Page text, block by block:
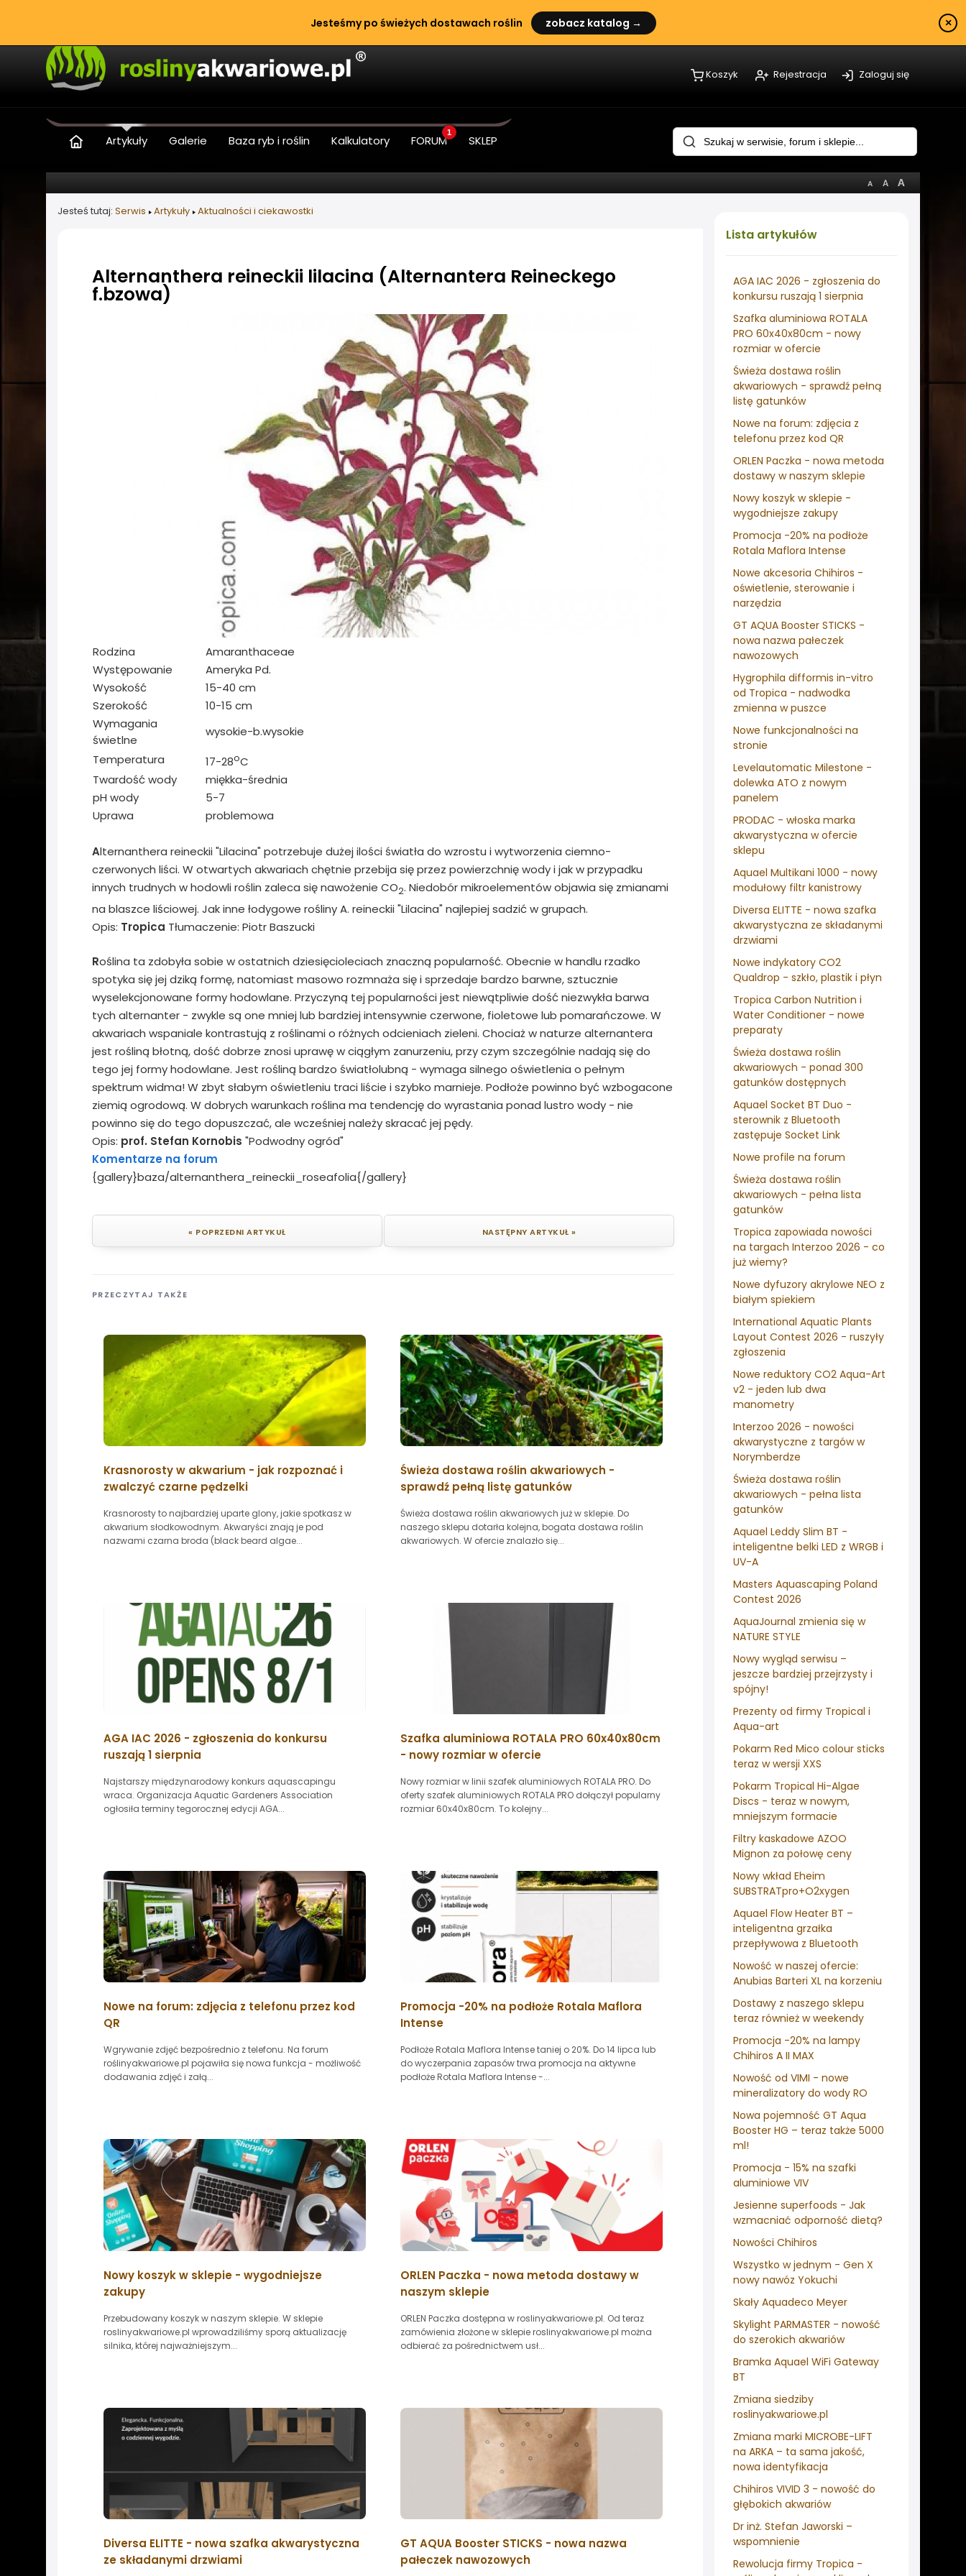
Jesteśmy po świeżych dostawach roślin zobacz katalog → ×
Koszyk Rejestracja Zaloguj się
Artykuły Galerie Baza ryb i roślin Kalkulatory FORUM
1
SKLEP
Lista artykułów
AGA IAC 2026 - zgłoszenia do
konkursu ruszają 1 sierpnia
Szafka aluminiowa ROTALA
PRO 60x40x80cm - nowy
rozmiar w ofercie
Świeża dostawa roślin
akwariowych - sprawdź pełną
listę gatunków
Nowe na forum: zdjęcia z
telefonu przez kod QR
ORLEN Paczka - nowa metoda
dostawy w naszym sklepie
Nowy koszyk w sklepie -
wygodniejsze zakupy
Promocja -20% na podłoże
Rotala Maflora Intense
Nowe akcesoria Chihiros -
oświetlenie, sterowanie i
narzędzia
GT AQUA Booster STICKS -
nowa nazwa pałeczek
nawozowych
Hygrophila difformis in-vitro
od Tropica - nadwodka
zmienna w puszce
Nowe funkcjonalności na
stronie
Levelautomatic Milestone -
dolewka ATO z nowym
panelem
PRODAC - włoska marka
akwarystyczna w ofercie
sklepu
Aquael Multikani 1000 - nowy
modułowy filtr kanistrowy
Diversa ELITTE - nowa szafka
akwarystyczna ze składanymi
drzwiami
Nowe indykatory CO2
Qualdrop - szkło, plastik i płyn
Tropica Carbon Nutrition i
Water Conditioner - nowe
preparaty
Świeża dostawa roślin
akwariowych - ponad 300
gatunków dostępnych
Aquael Socket BT Duo -
sterownik z Bluetooth
zastępuje Socket Link
Nowe profile na forum
Świeża dostawa roślin
akwariowych - pełna lista
gatunków
Tropica zapowiada nowości
na targach Interzoo 2026 - co
już wiemy?
Nowe dyfuzory akrylowe NEO z
białym spiekiem
International Aquatic Plants
Layout Contest 2026 - ruszyły
zgłoszenia
Nowe reduktory CO2 Aqua-Art
v2 - jeden lub dwa
manometry
Interzoo 2026 - nowości
akwarystyczne z targów w
Norymberdze
Świeża dostawa roślin
akwariowych - pełna lista
gatunków
Aquael Leddy Slim BT -
inteligentne belki LED z WRGB i
UV-A
Masters Aquascaping Poland
Contest 2026
AquaJournal zmienia się w
NATURE STYLE
Nowy wygląd serwisu –
jeszcze bardziej przejrzysty i
spójny!
Prezenty od firmy Tropical i
Aqua-art
Pokarm Red Mico colour sticks
teraz w wersji XXS
Pokarm Tropical Hi-Algae
Discs - teraz w nowym,
mniejszym formacie
Filtry kaskadowe AZOO
Mignon za połowę ceny
Nowy wkład Eheim
SUBSTRATpro+O2xygen
Aquael Flow Heater BT –
inteligentna grzałka
przepływowa z Bluetooth
Nowość w naszej ofercie:
Anubias Barteri XL na korzeniu
Dostawy z naszego sklepu
teraz również w weekendy
Promocja -20% na lampy
Chihiros A II MAX
Nowość od VIMI - nowe
mineralizatory do wody RO
Nowa pojemność GT Aqua
Booster HG – teraz także 5000
ml!
Promocja - 15% na szafki
aluminiowe VIV
Jesienne superfoods - Jak
wzmacniać odporność dietą?
Nowości Chihiros
Wszystko w jednym - Gen X
nowy nawóz Yokuchi
Skały Aquadeco Meyer
Skylight PARMASTER - nowość
do szerokich akwariów
Bramka Aquael WiFi Gateway
BT
Zmiana siedziby
roslinyakwariowe.pl
Zmiana marki MICROBE-LIFT
na ARKA – ta sama jakość,
nowa identyfikacja
Chihiros VIVID 3 - nowość do
głębokich akwariów
Dr inż. Stefan Jaworski –
wspomnienie
Rewolucja firmy Tropica -
Jesteś tutaj: Serwis Artykuły Aktualności i ciekawostki
Alternanthera reineckii lilacina (Alternantera Reineckego
f.bzowa)
Rodzina
Amaranthaceae
Występowanie
Ameryka Pd.
Wysokość
15-40 cm
Szerokość
10-15 cm
Wymagania
świetlne
wysokie-b.wysokie
Temperatura
17-28oC
Twardość wody
miękka-średnia
pH wody
5-7
Uprawa
problemowa
Alternanthera reineckii "Lilacina" potrzebuje dużej ilości światła do wzrostu i wytworzenia ciemno-
czerwonych liści. W otwartych akwariach chętnie przebija się przez powierzchnię wody i jak w przypadku
innych trudnych w hodowli roślin zaleca się nawożenie CO2. Niedobór mikroelementów objawia się zmianami
na blaszce liściowej. Jak inne łodygowe rośliny A. reineckii "Lilacina" najlepiej sadzić w grupach.
Opis: Tropica Tłumaczenie: Piotr Baszucki
Roślina ta zdobyła sobie w ostatnich dziesięcioleciach znaczną popularność. Obecnie w handlu rzadko
spotyka się jej dziką formę, natomiast masowo rozmnaża się i sprzedaje bardzo barwne, sztucznie
wyselekcjonowane formy hodowlane. Przyczyną tej popularności jest niewątpliwie dość niezwykła barwa
tych alternanter - zwykle są one mniej lub bardziej intensywnie czerwone, fioletowe lub pomarańczowe. W
akwariach wspaniale kontrastują z roślinami o różnych odcieniach zieleni. Chociaż w naturze alternantera
jest rośliną błotną, dość dobrze znosi uprawę w ciągłym zanurzeniu, przy czym szczególnie nadają się do
tego jej formy hodowlane. Jest rośliną bardzo światłolubną - wymaga silnego oświetlenia o pełnym
spektrum widma! W zbyt słabym oświetleniu traci liście i szybko marnieje. Podłoże powinno być wzbogacone
ziemią ogrodową. W dobrych warunkach roślina ma tendencję do wyrastania ponad lustro wody - nie
powinno się do tego dopuszczać, ale wcześniej należy skracać jej pędy.
Opis: prof. Stefan Kornobis "Podwodny ogród"
Komentarze na forum
{gallery}baza/alternanthera_reineckii_roseafolia{/gallery}
« POPRZEDNI ARTYKUŁ NASTĘPNY ARTYKUŁ »
PRZECZYTAJ TAKŻE
Krasnorosty w akwarium - jak rozpoznać i
zwalczyć czarne pędzelki
Krasnorosty to najbardziej uparte glony, jakie spotkasz w
akwarium słodkowodnym. Akwaryści znają je pod
nazwami czarna broda (black beard algae...
Świeża dostawa roślin akwariowych -
sprawdź pełną listę gatunków
Świeża dostawa roślin akwariowych już w sklepie. Do
naszego sklepu dotarła kolejna, bogata dostawa roślin
akwariowych. W ofercie znalazło się...
AGA IAC 2026 - zgłoszenia do konkursu
ruszają 1 sierpnia
Najstarszy międzynarodowy konkurs aquascapingu
wraca. Organizacja Aquatic Gardeners Association
ogłosiła terminy tegorocznej edycji AGA...
Szafka aluminiowa ROTALA PRO 60x40x80cm
- nowy rozmiar w ofercie
Nowy rozmiar w linii szafek aluminiowych ROTALA PRO. Do
oferty szafek aluminiowych ROTALA PRO dołączył popularny
rozmiar 60x40x80cm. To kolejny...
Nowe na forum: zdjęcia z telefonu przez kod
QR
Wgrywanie zdjęć bezpośrednio z telefonu. Na forum
roślinyakwariowe.pl pojawiła się nowa funkcja - możliwość
dodawania zdjęć i załą...
Promocja -20% na podłoże Rotala Maflora
Intense
Podłoże Rotala Maflora Intense taniej o 20%. Do 14 lipca lub
do wyczerpania zapasów trwa promocja na aktywne
podłoże Rotala Maflora Intense -...
Nowy koszyk w sklepie - wygodniejsze
zakupy
Przebudowany koszyk w naszym sklepie. W sklepie
roslinyakwariowe.pl wprowadziliśmy sporą aktualizację
silnika, której najważniejszym...
ORLEN Paczka - nowa metoda dostawy w
naszym sklepie
ORLEN Paczka dostępna w roslinyakwariowe.pl. Od teraz
zamówienia złożone w sklepie roslinyakwariowe.pl można
odbierać za pośrednictwem usł...
Diversa ELITTE - nowa szafka akwarystyczna
ze składanymi drzwiami
GT AQUA Booster STICKS - nowa nazwa
pałeczek nawozowych